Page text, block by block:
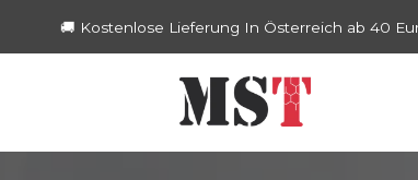
🚚 Kostenlose Lieferung In Österreich ab 40